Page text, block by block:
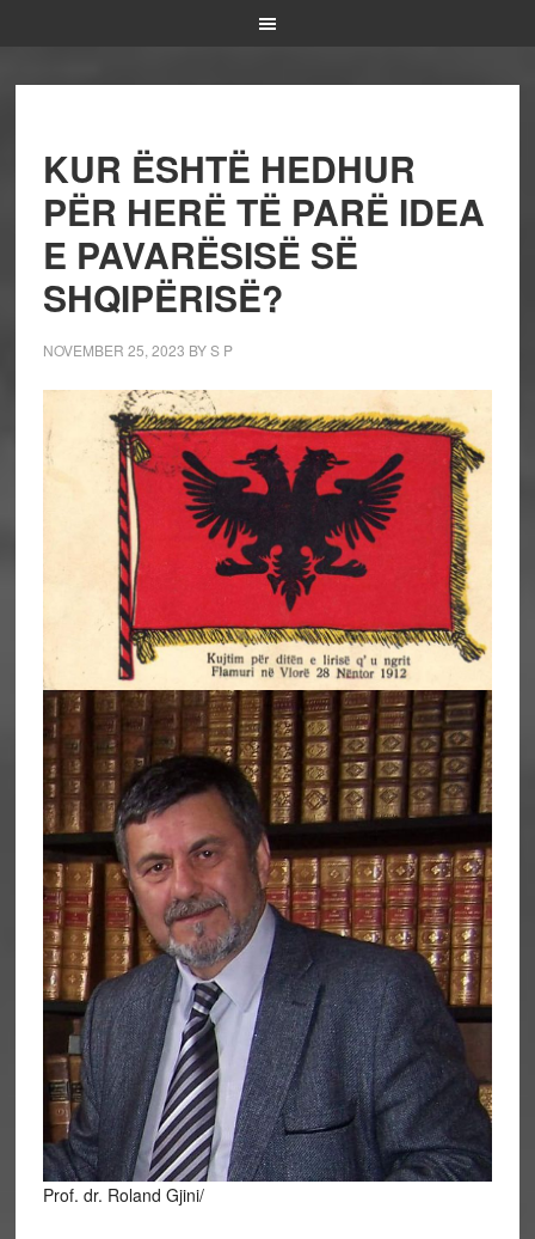
KUR ËSHTË HEDHUR
PËR HERË TË PARË IDEA
E PAVARËSISË SË
SHQIPËRISË?
NOVEMBER 25, 2023 BYS P
Prof. dr. Roland Gjini/